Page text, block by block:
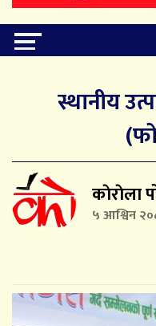
स्थानीय
काेराेला
५ आश्विन